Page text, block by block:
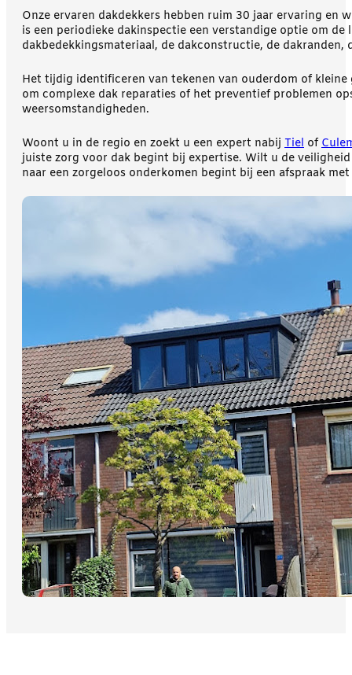
Onze ervaren dakdekkers hebben ruim 30 jaar ervaring en
is een periodieke dakinspectie een verstandige optie om
dakbedekkingsmateriaal, de dakconstructie, de
Het tijdig identificeren van tekenen van ouderdom of
om complexe dak reparaties of het preventief problemen
weersomstandigheden.
Woont u in de regio en zoekt u een expert nabij Tiel of
juiste zorg voor dak begint bij expertise. Wilt u de
naar een zorgeloos onderkomen begint bij een afspraak